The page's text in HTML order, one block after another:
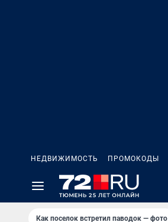
НЕДВИЖИМОСТЬ ПРОМОКОДЫ
Как поселок встретил паводок — фото